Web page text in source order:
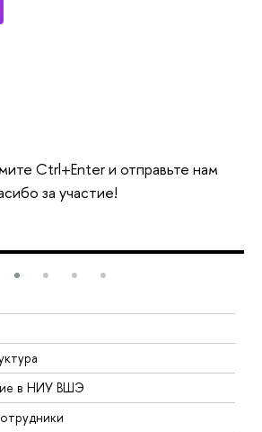
Ctrl+Enter и отправьте нам
за участие!
в НИУ ВШЭ